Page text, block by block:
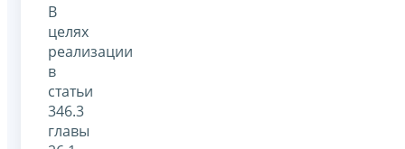
В
целях
реализации
в
статьи
346.3
главы